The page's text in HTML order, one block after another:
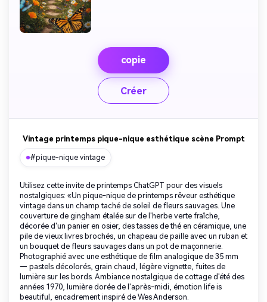
copie
Créer
Vintage printemps pique-nique esthétique scène Prompt
#pique-nique vintage
Utilisez cette invite de printemps ChatGPT pour des visuels
nostalgiques: «Un pique-nique de printemps rêveur esthétique
vintage dans un champ taché de soleil de fleurs sauvages. Une
couverture de gingham étalée sur de l'herbe verte fraîche,
décorée d'un panier en osier, des tasses de thé en céramique, une
pile de vieux livres brochés, un chapeau de paille avec un ruban et
un bouquet de fleurs sauvages dans un pot de maçonnerie.
Photographié avec une esthétique de film analogique de 35 mm
— pastels décolorés, grain chaud, légère vignette, fuites de
lumière sur les bords. Ambiance nostalgique de cottage d'été des
années 1970, lumière dorée de l'après-midi, émotion life is
beautiful, encadrement inspiré de Wes Anderson.